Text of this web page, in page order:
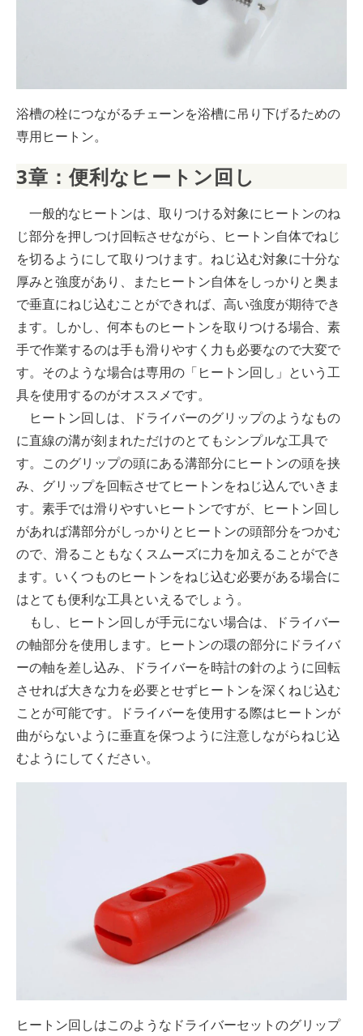
浴槽の栓につながるチェーンを浴槽に吊り下げるための
専用ヒートン。
3章：便利なヒートン回し
一般的なヒートンは、取りつける対象にヒートンのね
じ部分を押しつけ回転させながら、ヒートン自体でねじ
を切るようにして取りつけます。ねじ込む対象に十分な
厚みと強度があり、またヒートン自体をしっかりと奥ま
で垂直にねじ込むことができれば、高い強度が期待でき
ます。しかし、何本ものヒートンを取りつける場合、素
手で作業するのは手も滑りやすく力も必要なので大変で
す。そのような場合は専用の「ヒートン回し」という工
具を使用するのがオススメです。
ヒートン回しは、ドライバーのグリップのようなもの
に直線の溝が刻まれただけのとてもシンプルな工具で
す。このグリップの頭にある溝部分にヒートンの頭を挟
み、グリップを回転させてヒートンをねじ込んでいきま
す。素手では滑りやすいヒートンですが、ヒートン回し
があれば溝部分がしっかりとヒートンの頭部分をつかむ
ので、滑ることもなくスムーズに力を加えることができ
ます。いくつものヒートンをねじ込む必要がある場合に
はとても便利な工具といえるでしょう。
もし、ヒートン回しが手元にない場合は、ドライバー
の軸部分を使用します。ヒートンの環の部分にドライバ
ーの軸を差し込み、ドライバーを時計の針のように回転
させれば大きな力を必要とせずヒートンを深くねじ込む
ことが可能です。ドライバーを使用する際はヒートンが
曲がらないように垂直を保つように注意しながらねじ込
むようにしてください。
ヒートン回しはこのようなドライバーセットのグリップ